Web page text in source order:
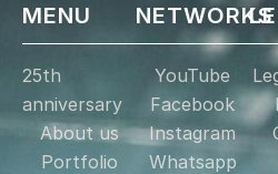
MENU
25th
anniversary
About us
Portfolio
NETWORKS
YouTube
Facebook
Instagram
Whatsapp